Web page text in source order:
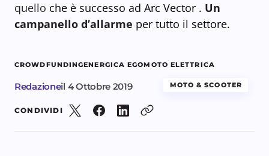
quello che è successo ad Arc Vector . Un
campanello d’allarme per tutto il settore.
CROWDFUNDINGENERGICA EGOMOTO ELETTRICA
Redazioneil 4 Ottobre 2019 MOTO & SCOOTER
CONDIVIDI